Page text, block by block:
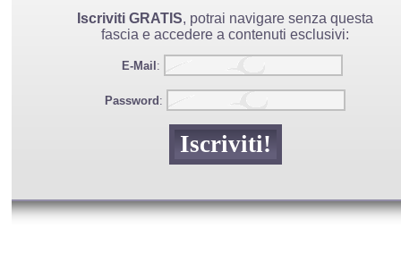
Iscriviti GRATIS, potrai navigare senza questa
fascia e accedere a contenuti esclusivi:
E-Mail :
Password :